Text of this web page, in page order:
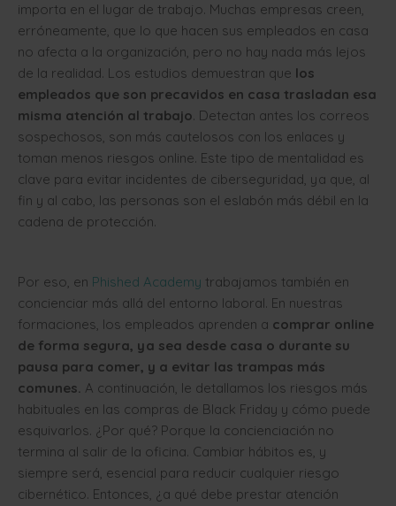
importa en el lugar de trabajo. Muchas empresas creen,
erróneamente, que lo que hacen sus empleados en casa
no afecta a la organización, pero no hay nada más lejos
de la realidad. Los estudios demuestran que los
empleados que son precavidos en casa trasladan esa
misma atención al trabajo. Detectan antes los correos
sospechosos, son más cautelosos con los enlaces y
toman menos riesgos online. Este tipo de mentalidad es
clave para evitar incidentes de ciberseguridad, ya que, al
fin y al cabo, las personas son el eslabón más débil en la
cadena de protección.
Por eso, en Phished Academy trabajamos también en
concienciar más allá del entorno laboral. En nuestras
formaciones, los empleados aprenden a comprar online
de forma segura, ya sea desde casa o durante su
pausa para comer, y a evitar las trampas más
comunes. A continuación, le detallamos los riesgos más
habituales en las compras de Black Friday y cómo puede
esquivarlos. ¿Por qué? Porque la concienciación no
termina al salir de la oficina. Cambiar hábitos es, y
siempre será, esencial para reducir cualquier riesgo
cibernético. Entonces, ¿a qué debe prestar atención